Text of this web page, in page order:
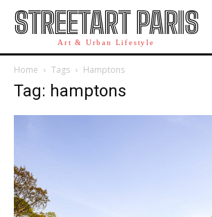
STREETART PARIS
Art & Urban Lifestyle
Home Tags Hamptons
Tag: hamptons